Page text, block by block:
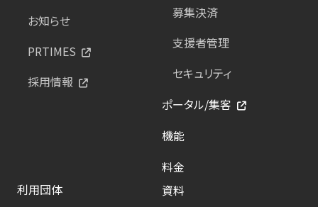
お知らせ
PRTIMES
採用情報
募集決済
支援者管理
セキュリティ
ポータル/集客
機能
料金
利用団体
資料